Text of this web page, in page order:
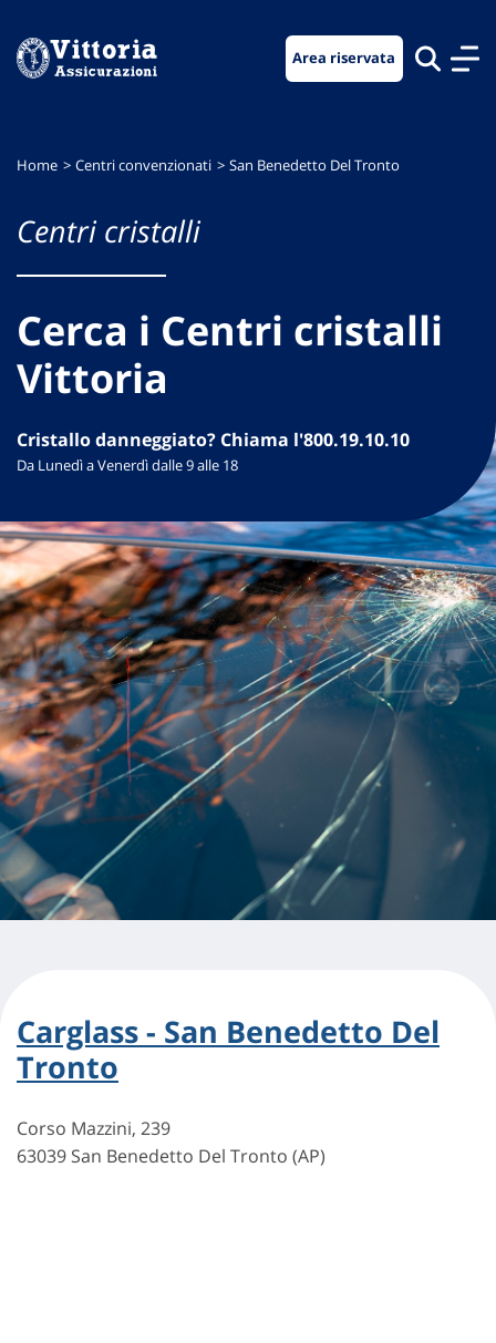
menu
contenuto
footer
Area riservata
Home Centri convenzionati San Benedetto Del Tronto
Centri cristalli
Cerca i Centri cristalli
Vittoria
Cristallo danneggiato? Chiama l'800.19.10.10
Da Lunedì a Venerdì dalle 9 alle 18
Carglass - San Benedetto Del
Tronto
Corso Mazzini, 239
63039 San Benedetto Del Tronto (AP)